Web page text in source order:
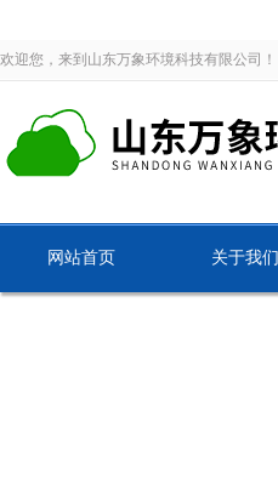
欢迎您，来到山东万象环境科技有限公司！
网站首页 关于我们